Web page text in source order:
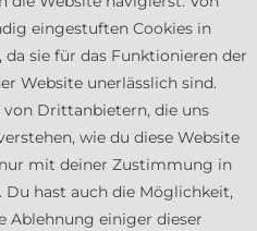
eingestuften Cookies in
sie für das Funktionieren der
Website unerlässlich sind.
Drittanbietern, die uns
wie du diese Website
mit deiner Zustimmung in
hast auch die Möglichkeit,
Ablehnung einiger dieser